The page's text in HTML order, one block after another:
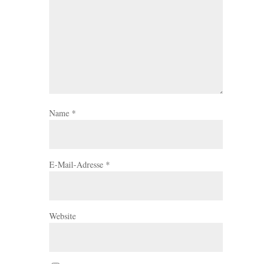
Name *
E-Mail-Adresse *
Website